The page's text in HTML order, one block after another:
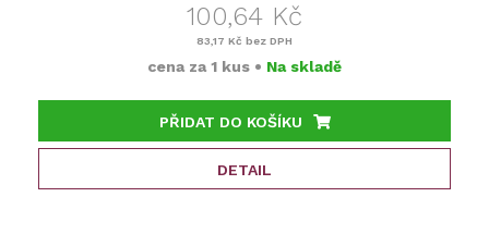
100,64 Kč
83,17 Kč bez DPH
cena za 1 kus • Na skladě
PŘIDAT DO KOŠÍKU
DETAIL